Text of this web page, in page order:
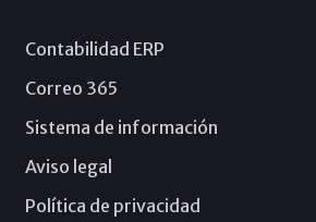
Contabilidad ERP
Correo 365
Sistema de información
Aviso legal
Política de privacidad